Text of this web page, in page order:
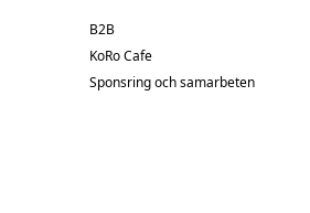
B2B
KoRo Cafe
Sponsring och samarbeten